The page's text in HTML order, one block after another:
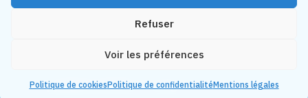
Refuser
Voir les préférences
Politique de cookiesPolitique de confidentialitéMentions légales
Copyright © 2026 TV trégor.